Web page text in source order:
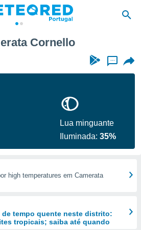
Cornello
...
Lua minguante
Iluminada:35%
high temperatures em Camerata
de tempo quente neste distrito:
tropicais; saiba até quando